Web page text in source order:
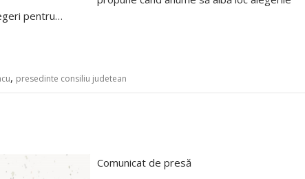
pentru…
, presedinte consiliu judetean
Comunicat de presă